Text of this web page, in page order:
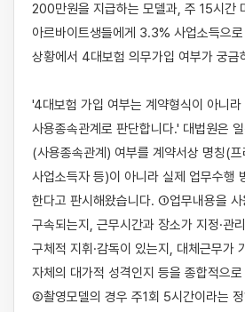
200만원을 지급하는 모델과, 주 15시간
아르바이트생들에게 3.3% 사업소득으
상황에서 4대보험 의무가입 여부가 궁금
'4대보험 가입 여부는 계약형식이 아니라
사용종속관계로 판단합니다.' 대법원은
(사용종속관계) 여부를 계약서상 명칭(
사업소득자 등)이 아니라 실제 업무수행
한다고 판시해왔습니다. ①업무내용을 사
구속되는지, 근무시간과 장소가 지정·관
구체적 지휘·감독이 있는지, 대체근무가
자체의 대가적 성격인지 등을 종합적으
②촬영모델의 경우 주1회 5시간이라는 정